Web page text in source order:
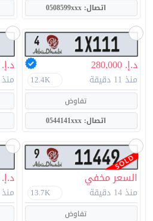
اتصال: 0508599xxx
د.إ. 280,000
منذ 11 دقيقة 12.4K
تفاوض
اتصال: 0544141xxx
د.إ. 98,000
منذ 12 دقيقة
السعر مخفي
منذ 14 دقيقة 13.7K
تفاوض
د.إ. 250,000
منذ 14 دقيقة